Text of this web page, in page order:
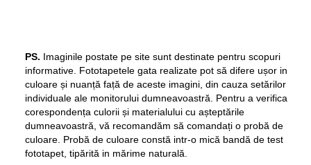
PS. Imaginile postate pe site sunt destinate pentru scopuri
informative. Fototapetele gata realizate pot să difere ușor in
culoare și nuanță față de aceste imagini, din cauza setărilor
individuale ale monitorului dumneavoastră. Pentru a verifica
corespondența culorii și materialului cu așteptările
dumneavoastră, vă recomandăm să comandați o probă de
culoare. Probă de culoare constă intr-o mică bandă de test
fototapet, tipărită in mărime naturală.